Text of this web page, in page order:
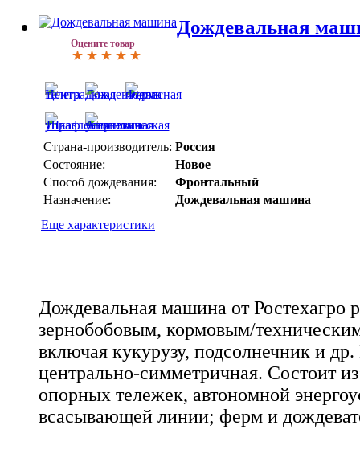
Оцените товар
Дождевальная
Страна-производитель: Россия
Состояние:
Новое
Способ дождевания:
Фронтальный
Назначение:
Дождевальная машина
Еще характеристики
Дождевальная машина от Ростехагро
зернобобовым, кормовым/
включая кукурузу, подсолнечник и
центрально-симметричная. Состоит
опорных тележек, автономной
всасывающей линии; ферм и